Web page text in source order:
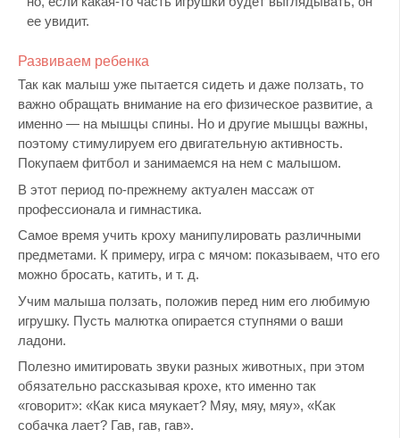
ее увидит.
Развиваем ребенка
Так как малыш уже пытается сидеть и даже ползать, то
важно обращать внимание на его физическое развитие, а
именно — на мышцы спины. Но и другие мышцы важны,
поэтому стимулируем его двигательную активность.
Покупаем фитбол и занимаемся на нем с малышом.
В этот период по-прежнему актуален массаж от
профессионала и гимнастика.
Самое время учить кроху манипулировать различными
предметами. К примеру, игра с мячом: показываем, что его
можно бросать, катить, и т. д.
Учим малыша ползать, положив перед ним его любимую
игрушку. Пусть малютка опирается ступнями о ваши
ладони.
Полезно имитировать звуки разных животных, при этом
обязательно рассказывая крохе, кто именно так
«говорит»: «Как киса мяукает? Мяу, мяу, мяу», «Как
собачка лает? Гав, гав, гав».